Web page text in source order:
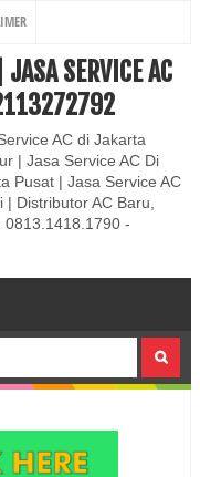
SERVICE AC
AC di Jakarta
| Jasa Service AC Di
Pusat | Jasa Service AC
Distributor AC Baru,
0813.1418.1790 -